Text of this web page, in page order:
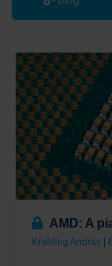
AMD: A
Krahling András |